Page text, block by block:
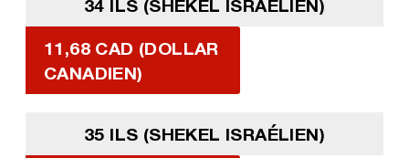
34 ILS (SHEKEL ISRAÉLIEN)
11,68 CAD (DOLLAR
CANADIEN)
35 ILS (SHEKEL ISRAÉLIEN)